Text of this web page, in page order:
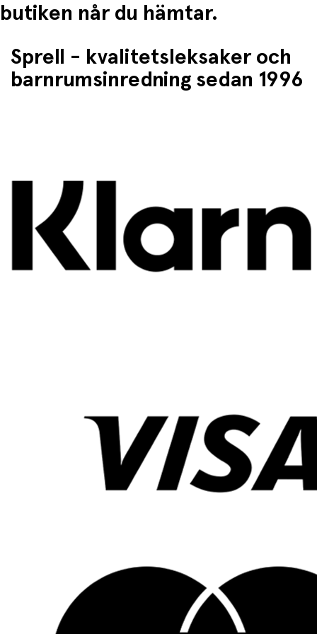
butiken når du hämtar.
Sprell - kvalitetsleksaker och
barnrumsinredning sedan 1996